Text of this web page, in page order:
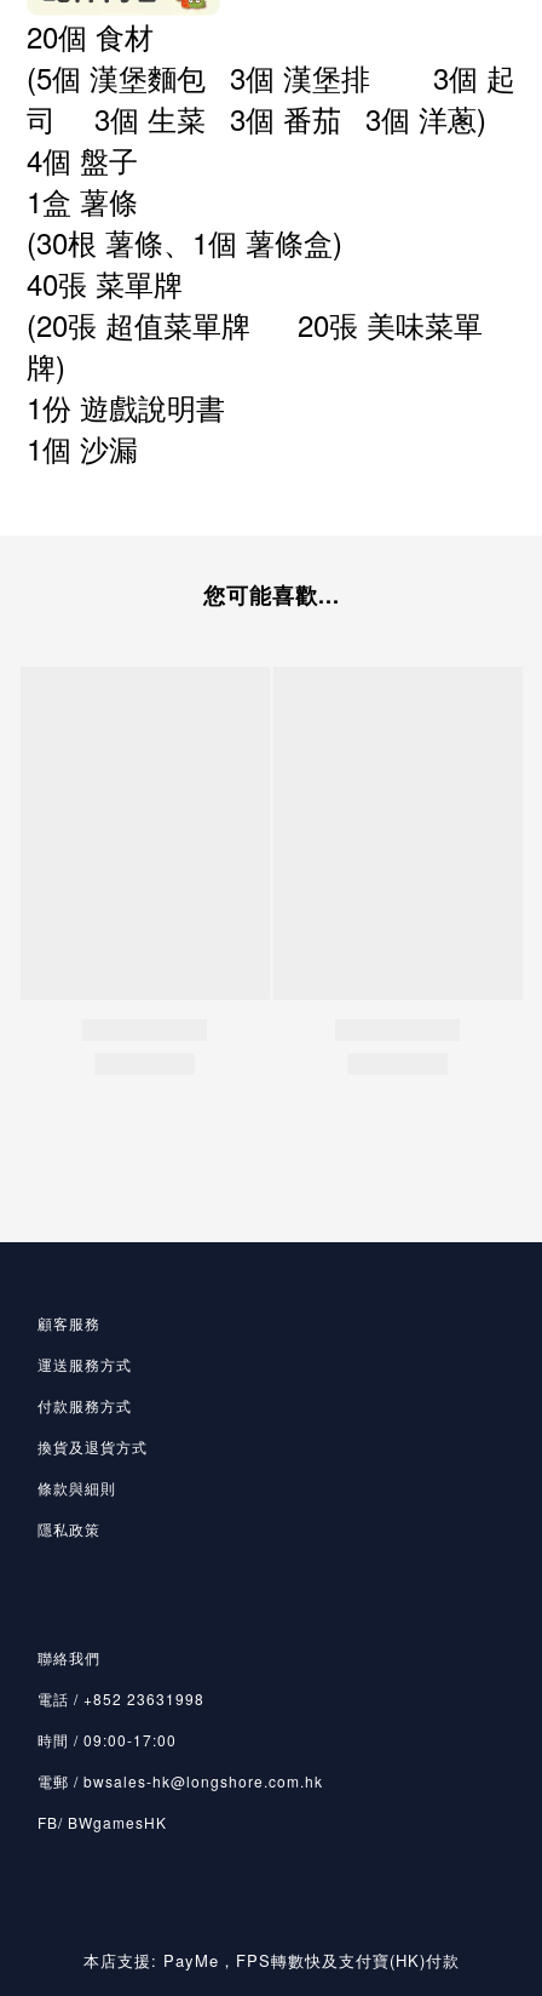
20個 食材
(5個 漢堡麵包 3個 漢堡排
3個 起
司
3個 生菜 3個 番茄
3個 洋蔥)
4個 盤子
1盒 薯條
(30根 薯條、1個 薯條盒)
40張 菜單牌
(20張 超值菜單牌
20張 美味菜單
牌)
1份 遊戲說明書
1個 沙漏
您可能喜歡...
顧客服務
運送服務方式
付款服務方式
換貨及退貨方式
條款與細則
隱私政策
聯絡我們
電話 / +852 23631998
時間 / 09:00-17:00
電郵 / bwsales-hk@longshore.com.hk
FB/ BWgamesHK
本店支援: PayMe，FPS轉數快及支付寶(HK)付款